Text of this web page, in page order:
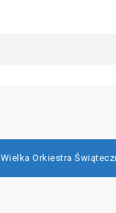
Wielka Orkiestra